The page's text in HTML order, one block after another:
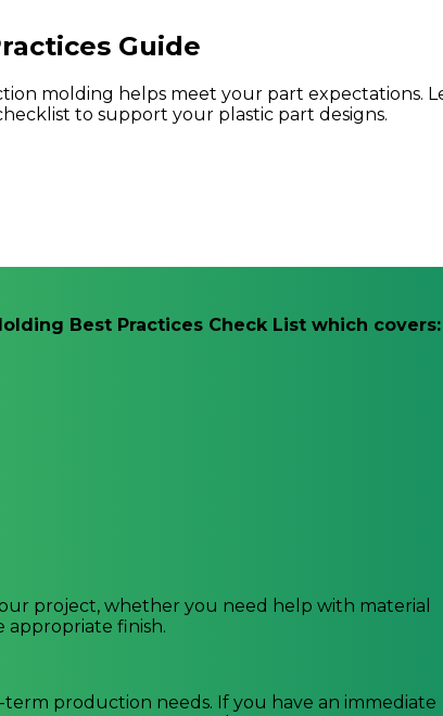
Guide
molding helps meet your part expectations.
to support your plastic part designs.
Best Practices Check List which covers:
project, whether you need help with material
appropriate finish.
production needs. If you have an immediate